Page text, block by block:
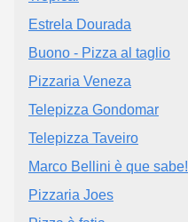
Estrela Dourada
Buono - Pizza al taglio
Pizzaria Veneza
Telepizza Gondomar
Telepizza Taveiro
Marco Bellini è que sabe!
Pizzaria Joes